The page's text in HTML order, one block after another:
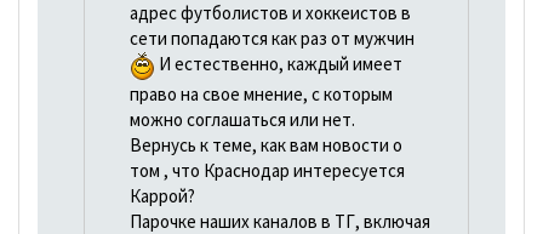
адрес футболистов и хоккеистов в
сети попадаются как раз от мужчин
И естественно, каждый имеет
право на свое мнение, с которым
можно соглашаться или нет.
Вернусь к теме, как вам новости о
том , что Краснодар интересуется
Каррой?
Парочке наших каналов в ТГ, включая